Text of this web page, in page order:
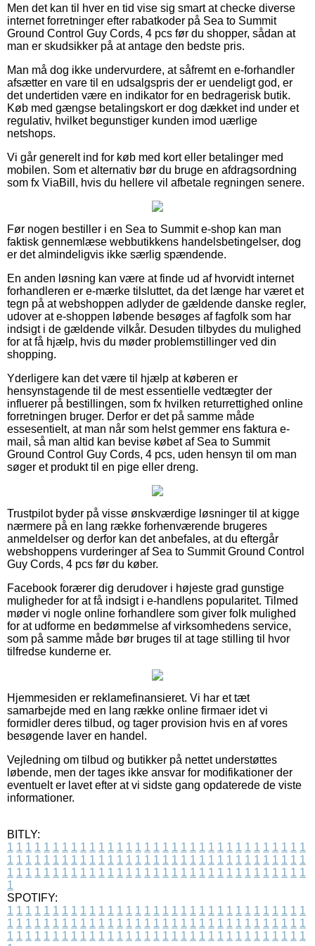
Men det kan til hver en tid vise sig smart at checke diverse
internet forretninger efter rabatkoder på Sea to Summit
Ground Control Guy Cords, 4 pcs før du shopper, sådan at
man er skudsikker på at antage den bedste pris.
Man må dog ikke undervurdere, at såfremt en e-forhandler
afsætter en vare til en udsalgspris der er uendeligt god, er
det undertiden være en indikator for en bedragerisk butik.
Køb med gængse betalingskort er dog dækket ind under et
regulativ, hvilket begunstiger kunden imod uærlige
netshops.
Vi går generelt ind for køb med kort eller betalinger med
mobilen. Som et alternativ bør du bruge en afdragsordning
som fx ViaBill, hvis du hellere vil afbetale regningen senere.
Før nogen bestiller i en Sea to Summit e-shop kan man
faktisk gennemlæse webbutikkens handelsbetingelser, dog
er det almindeligvis ikke særlig spændende.
En anden løsning kan være at finde ud af hvorvidt internet
forhandleren er e-mærke tilsluttet, da det længe har været et
tegn på at webshoppen adlyder de gældende danske regler,
udover at e-shoppen løbende besøges af fagfolk som har
indsigt i de gældende vilkår. Desuden tilbydes du mulighed
for at få hjælp, hvis du møder problemstillinger ved din
shopping.
Yderligere kan det være til hjælp at køberen er
hensynstagende til de mest essentielle vedtægter der
influerer på bestillingen, som fx hvilken returrettighed online
forretningen bruger. Derfor er det på samme måde
essesentielt, at man når som helst gemmer ens faktura e-
mail, så man altid kan bevise købet af Sea to Summit
Ground Control Guy Cords, 4 pcs, uden hensyn til om man
søger et produkt til en pige eller dreng.
Trustpilot byder på visse ønskværdige løsninger til at kigge
nærmere på en lang række forhenværende brugeres
anmeldelser og derfor kan det anbefales, at du eftergår
webshoppens vurderinger af Sea to Summit Ground Control
Guy Cords, 4 pcs før du køber.
Facebook forærer dig derudover i højeste grad gunstige
muligheder for at få indsigt i e-handlens popularitet. Tilmed
møder vi nogle online forhandlere som giver folk mulighed
for at udforme en bedømmelse af virksomhedens service,
som på samme måde bør bruges til at tage stilling til hvor
tilfredse kunderne er.
Hjemmesiden er reklamefinansieret. Vi har et tæt
samarbejde med en lang række online firmaer idet vi
formidler deres tilbud, og tager provision hvis en af vores
besøgende laver en handel.
Vejledning om tilbud og butikker på nettet understøttes
løbende, men der tages ikke ansvar for modifikationer der
eventuelt er lavet efter at vi sidste gang opdaterede de viste
informationer.
BITLY:
1 1 1 1 1 1 1 1 1 1 1 1 1 1 1 1 1 1 1 1 1 1 1 1 1 1 1 1 1 1 1 1 1
1 1 1 1 1 1 1 1 1 1 1 1 1 1 1 1 1 1 1 1 1 1 1 1 1 1 1 1 1 1 1 1 1
1 1 1 1 1 1 1 1 1 1 1 1 1 1 1 1 1 1 1 1 1 1 1 1 1 1 1 1 1 1 1 1 1
1
SPOTIFY:
1 1 1 1 1 1 1 1 1 1 1 1 1 1 1 1 1 1 1 1 1 1 1 1 1 1 1 1 1 1 1 1 1
1 1 1 1 1 1 1 1 1 1 1 1 1 1 1 1 1 1 1 1 1 1 1 1 1 1 1 1 1 1 1 1 1
1 1 1 1 1 1 1 1 1 1 1 1 1 1 1 1 1 1 1 1 1 1 1 1 1 1 1 1 1 1 1 1 1